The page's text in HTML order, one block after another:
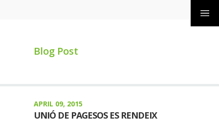
Blog Post
APRIL 09, 2015
UNIÓ DE PAGESOS ES RENDEIX